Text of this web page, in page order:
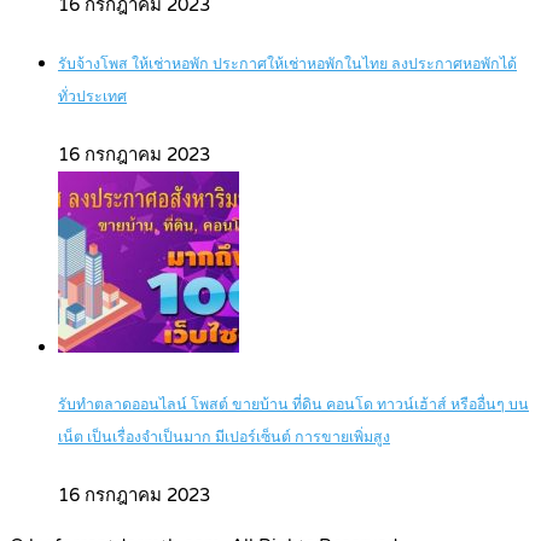
16 กรกฎาคม 2023
รับจ้างโพส ให้เช่าหอพัก ประกาศให้เช่าหอพักในไทย ลงประกาศหอพักได้
ทั่วประเทศ
16 กรกฎาคม 2023
รับทำตลาดออนไลน์ โพสต์ ขายบ้าน ที่ดิน คอนโด ทาวน์เฮ้าส์ หรืออื่นๆ บน
เน็ต เป็นเรื่องจำเป็นมาก มีเปอร์เซ็นต์ การขายเพิ่มสูง
16 กรกฎาคม 2023